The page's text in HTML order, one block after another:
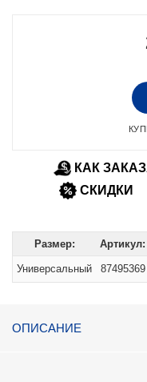
КАК
СКИДКИ
Размер: Артикул:
Универсальный 87495369
ОПИСАНИЕ